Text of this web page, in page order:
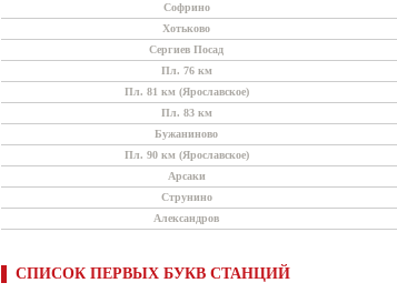
Софрино
Хотьково
Сергиев Посад
Пл. 76 км
Пл. 81 км (Ярославское)
Пл. 83 км
Бужаниново
Пл. 90 км (Ярославское)
Арсаки
Струнино
Александров
СПИСОК ПЕРВЫХ БУКВ СТАНЦИЙ